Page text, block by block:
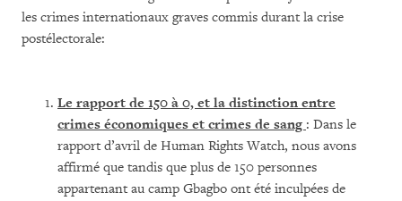
les crimes internationaux graves commis durant la crise
postélectorale:
Le rapport de 150 à 0, et la distinction entre
crimes économiques et crimes de sang : Dans le
rapport d’avril de Human Rights Watch, nous avons
affirmé que tandis que plus de 150 personnes
appartenant au camp Gbagbo ont été inculpées de